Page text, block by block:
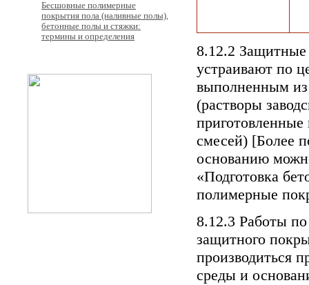
Бесшовные полимерные
покрытия пола (наливные полы),
бетонные полы и стяжки:
термины и определения
8.12.2
устраивают по
выполненным из
(растворы
приготовленные
смесей) [Более
основанию
«Подготовка
полимерные
8.12.3 Работы
защитного
производиться
среды и